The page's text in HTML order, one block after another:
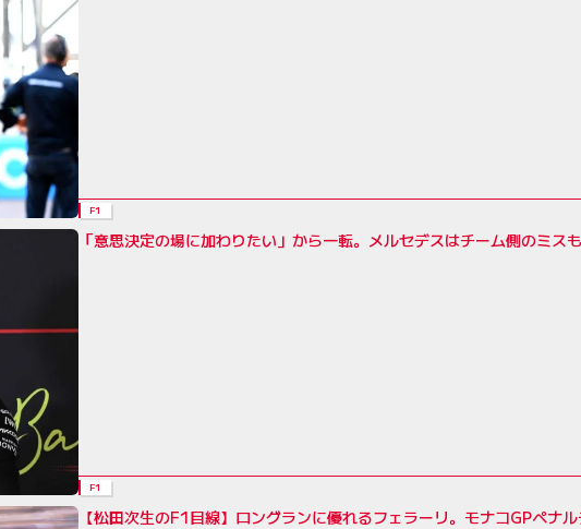
F1
「意思決定の場に加わりたい」から一転。メルセデスはチーム側のミス
F1
【松田次生のF1目線】ロングランに優れるフェラーリ。モナコGPペナ